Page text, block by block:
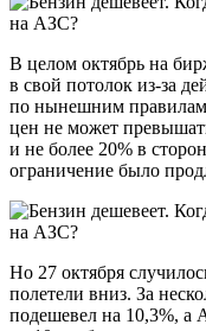
В целом октябрь на
в свой потолок из-за
по нынешним
цен не может
и не более 20% в
ограничение было
Но 27 октября
полетели вниз. За
подешевел на 10,3%,